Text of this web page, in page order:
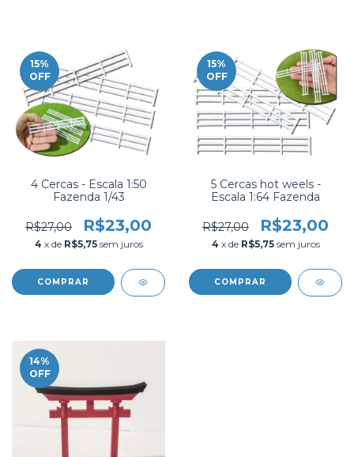
15%
OFF
4 Cercas - Escala 1:50
Fazenda 1/43
R$27,00 R$23,00
4 x de R$5,75 sem juros
15%
OFF
5 Cercas hot weels -
Escala 1:64 Fazenda
R$27,00 R$23,00
4 x de R$5,75 sem juros
14%
OFF